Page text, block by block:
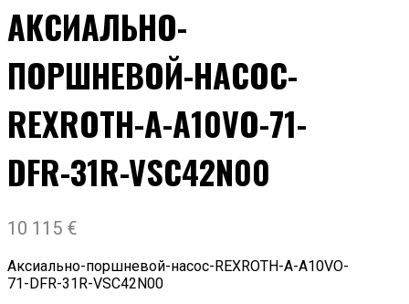
АКСИАЛЬНО-
ПОРШНЕВОЙ-НАСОС-
REXROTH-A-A10VO-71-
DFR-31R-VSC42N00
10 115 €
Аксиально-поршневой-насос-REXROTH-A-A10VO-
71-DFR-31R-VSC42N00